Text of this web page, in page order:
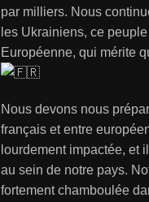
par milliers. Nous
les Ukrainiens, ce
Européenne, qui mérite
Nous devons nous
français et entre
lourdement impactée, et
au sein de notre pays.
fortement chamboulée